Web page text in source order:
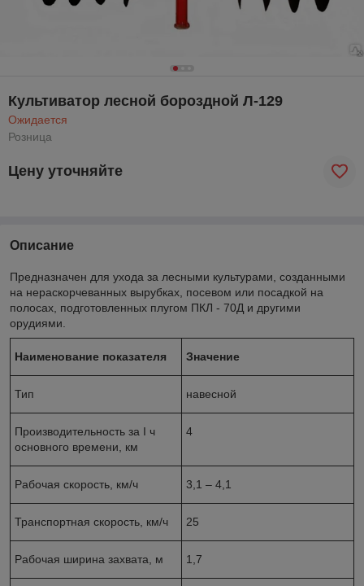
Культиватор лесной бороздной Л-129
Ожидается
Розница
Цену уточняйте
Описание
Предназначен для ухода за лесными культурами, созданными
на нераскорчеванных вырубках, посевом или посадкой на
полосах, подготовленных плугом ПКЛ - 70Д и другими
орудиями.
Наименование показателя Значение
Тип навесной
Производительность за I ч
основного времени, км
4
Рабочая скорость, км/ч 3,1 – 4,1
Транспортная скорость, км/ч 25
Рабочая ширина захвата, м 1,7